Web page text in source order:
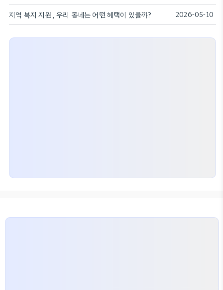
지역 복지 지원, 우리 동네는 어떤 혜택이 있을까? 2026-05-10